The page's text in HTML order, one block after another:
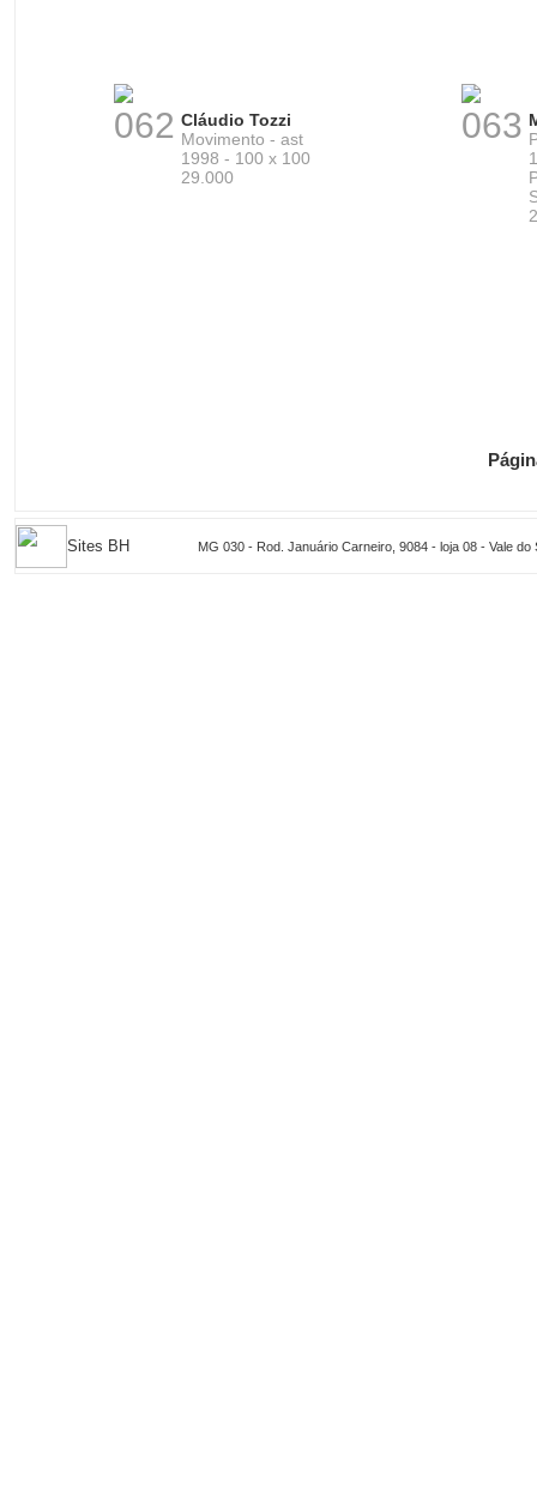
062 Cláudio Tozzi
Movimento - ast
1998 - 100 x 100
29.000
063
Sites BH MG 030 - Rod. Januário Carneiro, 9084 - loja 08 - Vale